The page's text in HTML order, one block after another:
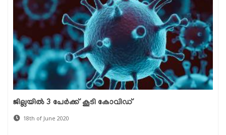
ജില്ലയില്‍ 3 പേര്‍ക്ക് കൂടി കോവിഡ്
18th of June 2020